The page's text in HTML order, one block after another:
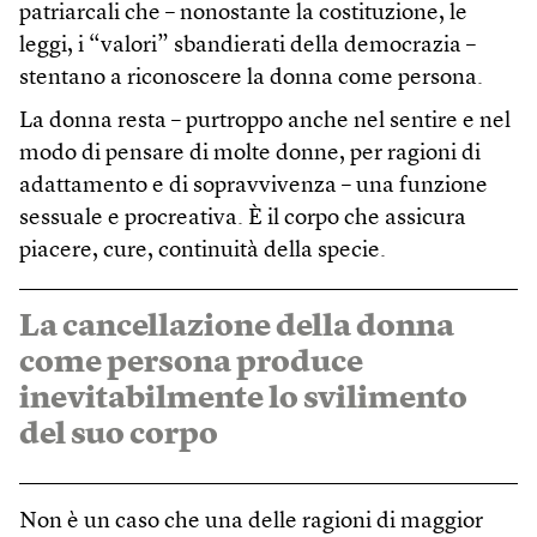
patriarcali che – nonostante la costituzione, le
leggi, i “valori” sbandierati della democrazia –
stentano a riconoscere la donna come persona.
La donna resta – purtroppo anche nel sentire e nel
modo di pensare di molte donne, per ragioni di
adattamento e di sopravvivenza – una funzione
sessuale e procreativa. È il corpo che assicura
piacere, cure, continuità della specie.
La cancellazione della donna
come persona produce
inevitabilmente lo svilimento
del suo corpo
Non è un caso che una delle ragioni di maggior